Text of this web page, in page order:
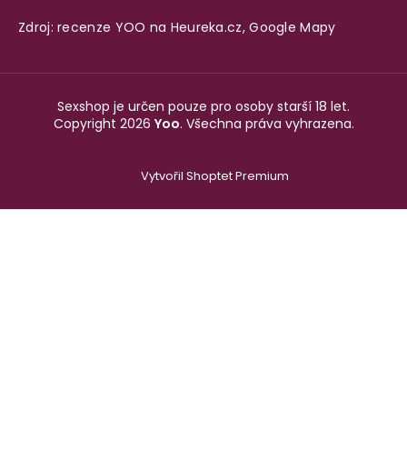
Zdroj: recenze YOO na Heureka.cz,Google Mapy
Vytvořil Shoptet Premium
Sexshop je určen pouze pro osoby starší 18 let.
Copyright 2026 Yoo. Všechna práva vyhrazena.